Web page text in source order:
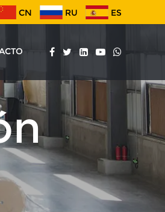
CN RU ES